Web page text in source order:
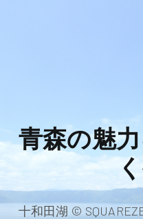
青森の魅
十和田湖 ©